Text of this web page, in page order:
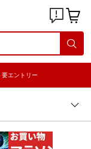
要エントリー